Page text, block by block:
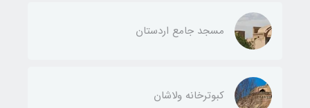
مسجد جامع اردستان
کبوترخانه ولاشان